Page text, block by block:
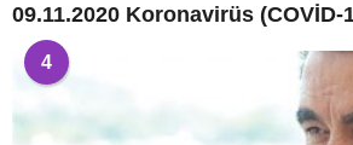
09.11.2020 Koronavirüs (COVİD-
4